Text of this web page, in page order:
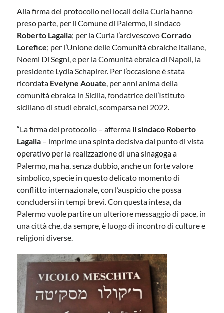
Alla firma del protocollo nei locali della Curia hanno
preso parte, per il Comune di Palermo, il sindaco
Roberto Lagalla; per la Curia l’arcivescovoCorrado
Lorefice; per l’Unione delle Comunità ebraiche italiane,
Noemi Di Segni, e per la Comunità ebraica di Napoli, la
presidente Lydia Schapirer. Per l’occasione è stata
ricordata Evelyne Aouate, per anni anima della
comunità ebraica in Sicilia, fondatrice dell’Istituto
siciliano di studi ebraici, scomparsa nel 2022.
“La firma del protocollo – afferma il sindaco Roberto
Lagalla – imprime una spinta decisiva dal punto di vista
operativo per la realizzazione di una sinagoga a
Palermo, ma ha, senza dubbio, anche un forte valore
simbolico, specie in questo delicato momento di
conflitto internazionale, con l’auspicio che possa
concludersi in tempi brevi. Con questa intesa, da
Palermo vuole partire un ulteriore messaggio di pace, in
una città che, da sempre, è luogo di incontro di culture e
religioni diverse.